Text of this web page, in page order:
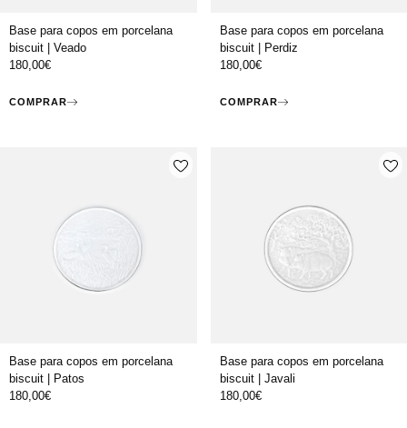
Base para copos em porcelana
biscuit | Veado
180,00€
COMPRAR
Base para copos em porcelana
biscuit | Perdiz
180,00€
COMPRAR
Base para copos em porcelana
biscuit | Patos
180,00€
Base para copos em porcelana
biscuit | Javali
180,00€